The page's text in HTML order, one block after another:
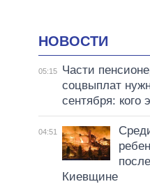
НОВОСТИ
05:15
Части
соцвыплат
сентября: кого
04:51
Киевщине